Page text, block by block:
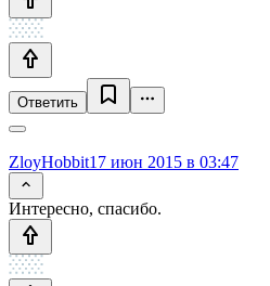
Ответить
ZloyHobbit17 июн 2015 в 03:47
Интересно, спасибо.